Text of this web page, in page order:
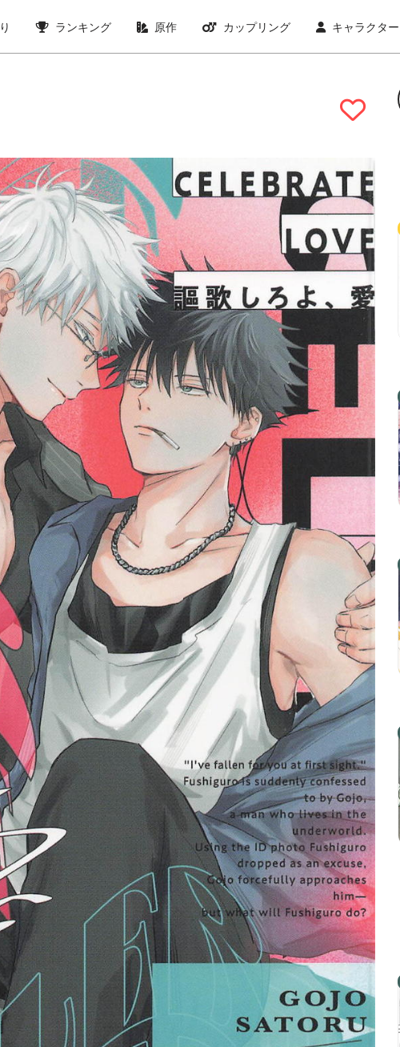
ランキング 原作 カップリング キャラクター